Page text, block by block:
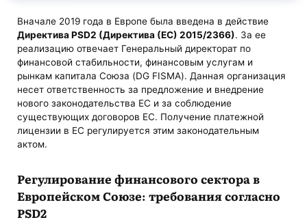
Вначале 2019 года в Европе была введена в действие
Директива PSD2 (Директива (ЕС) 2015/2366). За ее
реализацию отвечает Генеральный директорат по
финансовой стабильности, финансовым услугам и
рынкам капитала Союза (DG FISMA). Данная организация
несет ответственность за предложение и внедрение
нового законодательства ЕС и за соблюдение
существующих договоров ЕС. Получение платежной
лицензии в ЕС регулируется этим законодательным
актом.
Регулирование финансового сектора в
Европейском Союзе: требования согласно
PSD2